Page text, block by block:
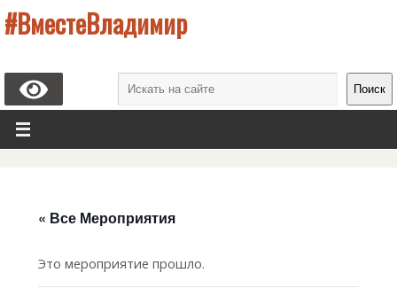
#ВместеВладимир
Поиск
« Все Мероприятия
Это мероприятие прошло.